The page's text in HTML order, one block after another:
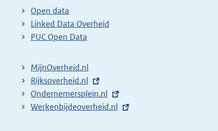
t
e
r
l
i
n
k
Open data
Linked Data Overheid
PUC Open Data
MijnOverheid.nl
E
x
t
Rijksoverheid.nl
E
x
Ondernemersplein.nl
E
Werkenbijdeoverheid.nl